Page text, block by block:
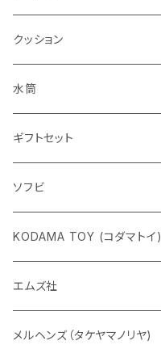
クッション
水筒
ギフトセット
ソフビ
KODAMA TOY (コダマトイ)
チャーミーちゃん
五型動物
エムズ社
デコちゃん
メルヘンズ（タケヤマノリヤ)